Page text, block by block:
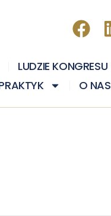
LUDZIE KONGRESU
O NAS